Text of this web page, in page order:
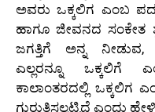
ಅವರು ಒಕ್ಕಲಿಗ ಎಂಬ
ಹಾಗೂ ಜೀವನದ ಸಂಕೇತ
ಜಗತ್ತಿಗೆ ಅನ್ನ ನೀಡುವ,
ಎಲ್ಲರನ್ನೂ ಒಕ್ಕಲಿಗೆ
ಕಾಲಾಂತರದಲ್ಲಿ ಒಕ್ಕಲಿಗ
ಗುರುತಿಸಲ್ಪಟ್ಟಿದೆ ಎಂದು